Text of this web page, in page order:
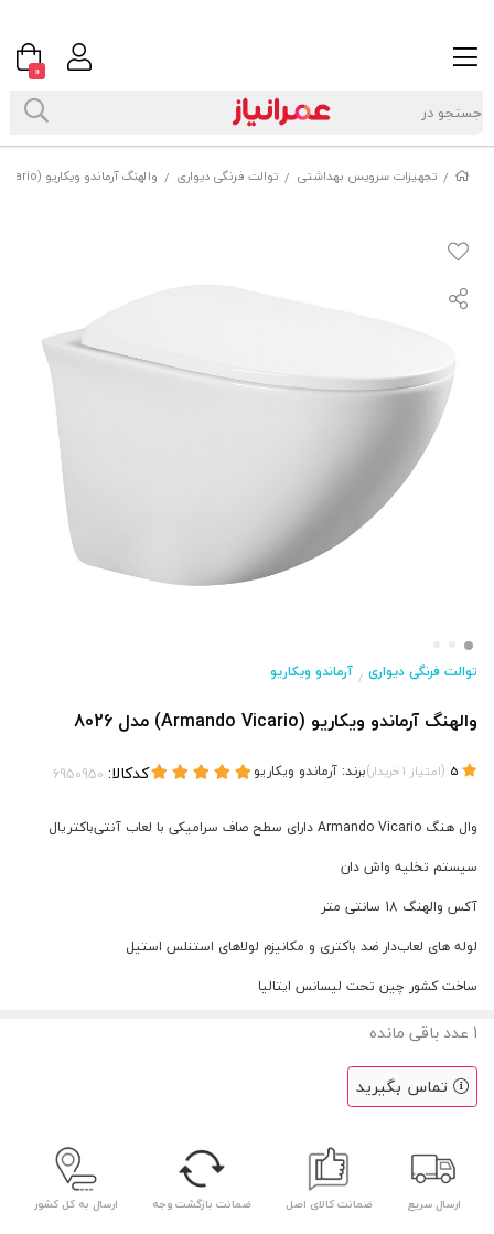
/ تجهیزات سرویس بهداشتی / توالت فرنگی دیواری / والهنگ آرماندو ویکاریو (Armando Vicario) مدل 8026
توالت فرنگی دیواری / آرماندو ویکاریو
والهنگ آرماندو ویکاریو (Armando Vicario) مدل 8026
(امتیاز 1خریدار)برند: آرماندو ویکاریو کدکالا:
وال هنگ Armando Vicario دارای سطح صاف سرامیکی با لعاب آنتی‌باکتریال
سیستم تخلیه واش دان
آکس والهنگ 18 سانتی متر
لوله های لعاب‌دار ضد باکتری و مکانیزم لولاهای استنلس استیل
ساخت کشور چین تحت لیسانس ایتالیا
1 عدد باقی مانده
تماس بگیرید
ارسال سریع ضمانت کالای اصل ضمانت بازگشت وجه ارسال به کل کشور
0